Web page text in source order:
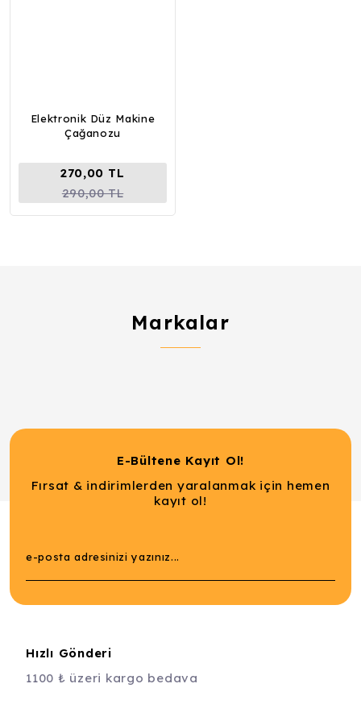
Elektronik Düz Makine
Çağanozu
270,00 TL
290,00 TL
Markalar
E-Bültene Kayıt Ol!
Fırsat & indirimlerden yaralanmak için hemen
kayıt ol!
Hızlı Gönderi
1100 ₺ üzeri kargo bedava